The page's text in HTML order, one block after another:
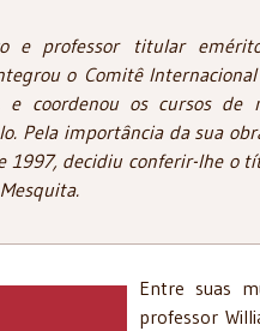
e professor titular
o Comitê
e coordenou os cursos
Pela importância da sua
decidiu conferir-lhe o
Entre suas
professor